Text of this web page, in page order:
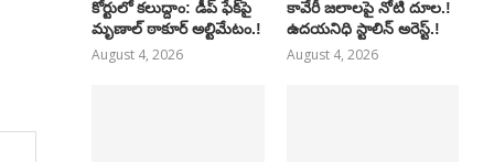
కోర్టులో కలుద్దాం: డీప్ ఫేక్‌పై
మృణాల్ ఠాకూర్ అల్టిమేటం.!
August 4, 2026
కావేరీ జలాలపై నోటి దూల.!
ఉదయనిధి స్టాలిన్ అరెస్ట్.!
August 4, 2026